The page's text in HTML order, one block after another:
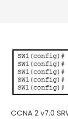
CCNA 2 v7.0